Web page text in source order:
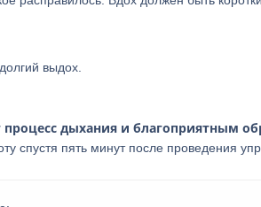
выдох.
дыхания и благоприятным
спустя пять минут после проведения